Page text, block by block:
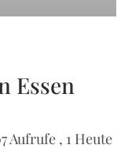
Essen
Aufrufe , 1 Heute